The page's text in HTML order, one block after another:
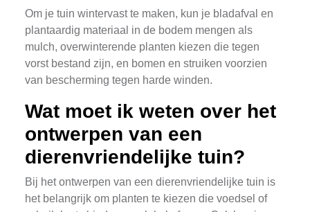
Om je tuin wintervast te maken, kun je bladafval en
plantaardig materiaal in de bodem mengen als
mulch, overwinterende planten kiezen die tegen
vorst bestand zijn, en bomen en struiken voorzien
van bescherming tegen harde winden.
Wat moet ik weten over het
ontwerpen van een
dierenvriendelijke tuin?
Bij het ontwerpen van een dierenvriendelijke tuin is
het belangrijk om planten te kiezen die voedsel of